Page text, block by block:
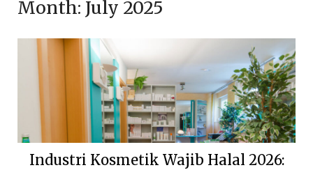
Month: July 2025
Industri Kosmetik Wajib Halal 2026: